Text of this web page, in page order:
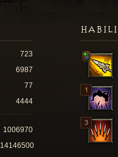
723
6987
77
4444
1006970
14146500